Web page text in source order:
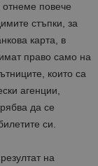
повече
стъпки, за
карта, в
право само на
които са
агенции,
да се
си.
на